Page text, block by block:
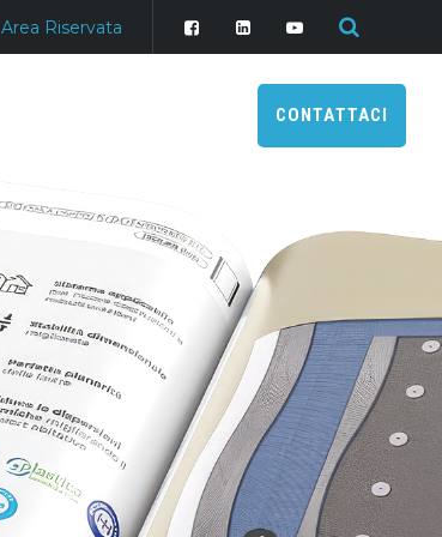
Area Riservata
CONTATTACI